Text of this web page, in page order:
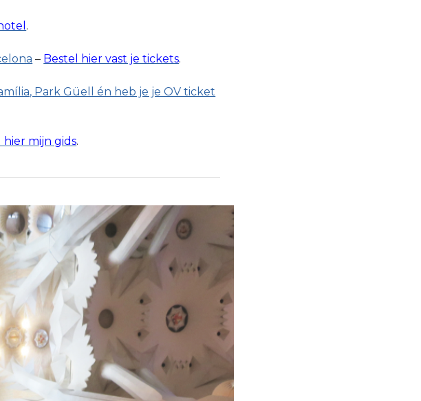
.
– Bestel hier vast je tickets.
Park Güell én heb je je OV ticket
hier mijn gids.